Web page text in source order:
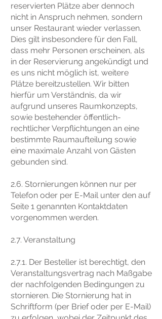
reservierten Plätze aber dennoch
nicht in Anspruch nehmen, sondern
unser Restaurant wieder verlassen.
Dies gilt insbesondere für den Fall,
dass mehr Personen erscheinen, als
in der Reservierung angekündigt und
es uns nicht möglich ist, weitere
Plätze bereitzustellen. Wir bitten
hierfür um Verständnis, da wir
aufgrund unseres Raumkonzepts,
sowie bestehender öffentlich-
rechtlicher Verpflichtungen an eine
bestimmte Raumaufteilung sowie
eine maximale Anzahl von Gästen
gebunden sind.
2.6. Stornierungen können nur per
Telefon oder per E-Mail unter den auf
Seite 1 genannten Kontaktdaten
vorgenommen werden.
2.7. Veranstaltung
2.7.1. Der Besteller ist berechtigt, den
Veranstaltungsvertrag nach Maßgabe
der nachfolgenden Bedingungen zu
stornieren. Die Stornierung hat in
Schriftform (per Brief oder per E-Mail)